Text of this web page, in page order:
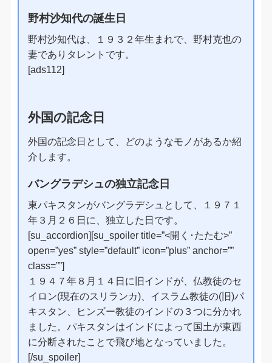
野村沙知代の誕生日
野村沙知代は、１９３２年生まれで、野村克也の
妻でありタレントです。
[ads112]
外国の記念日
外国の記念日として、どのようなモノがあるか紹
介します。
バングラデシュの独立記念日
東パキスタンがバングラデシュとして、１９７１
年３月２６日に、独立した日です。
[su_accordion][su_spoiler title=”<開く･たたむ>”
open=”yes” style=”default” icon=”plus” anchor=””
class=””]
１９４７年８月１４日に旧インドが、仏教徒のセ
イロン(現在のスリランカ)、イスラム教徒の(旧)パ
キスタン、ヒンズー教徒のインドの３つに分かれ
ました。パキスタンはインドによって国土が東西
に分断されたことで飛び地となっていました。
[/su_spoiler]